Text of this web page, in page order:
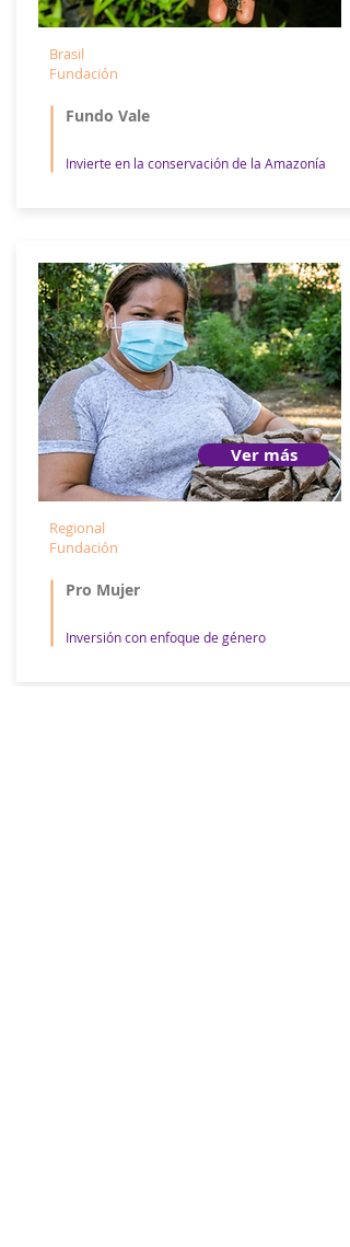
Brasil
Fundación
Fundo Vale
Invierte en la conservación de la Amazonía
Ver más
Regional
Fundación
Pro Mujer
Inversión con enfoque de género